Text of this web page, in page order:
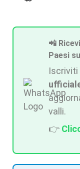
📲
Paesi
Iscriviti
valli.
👉